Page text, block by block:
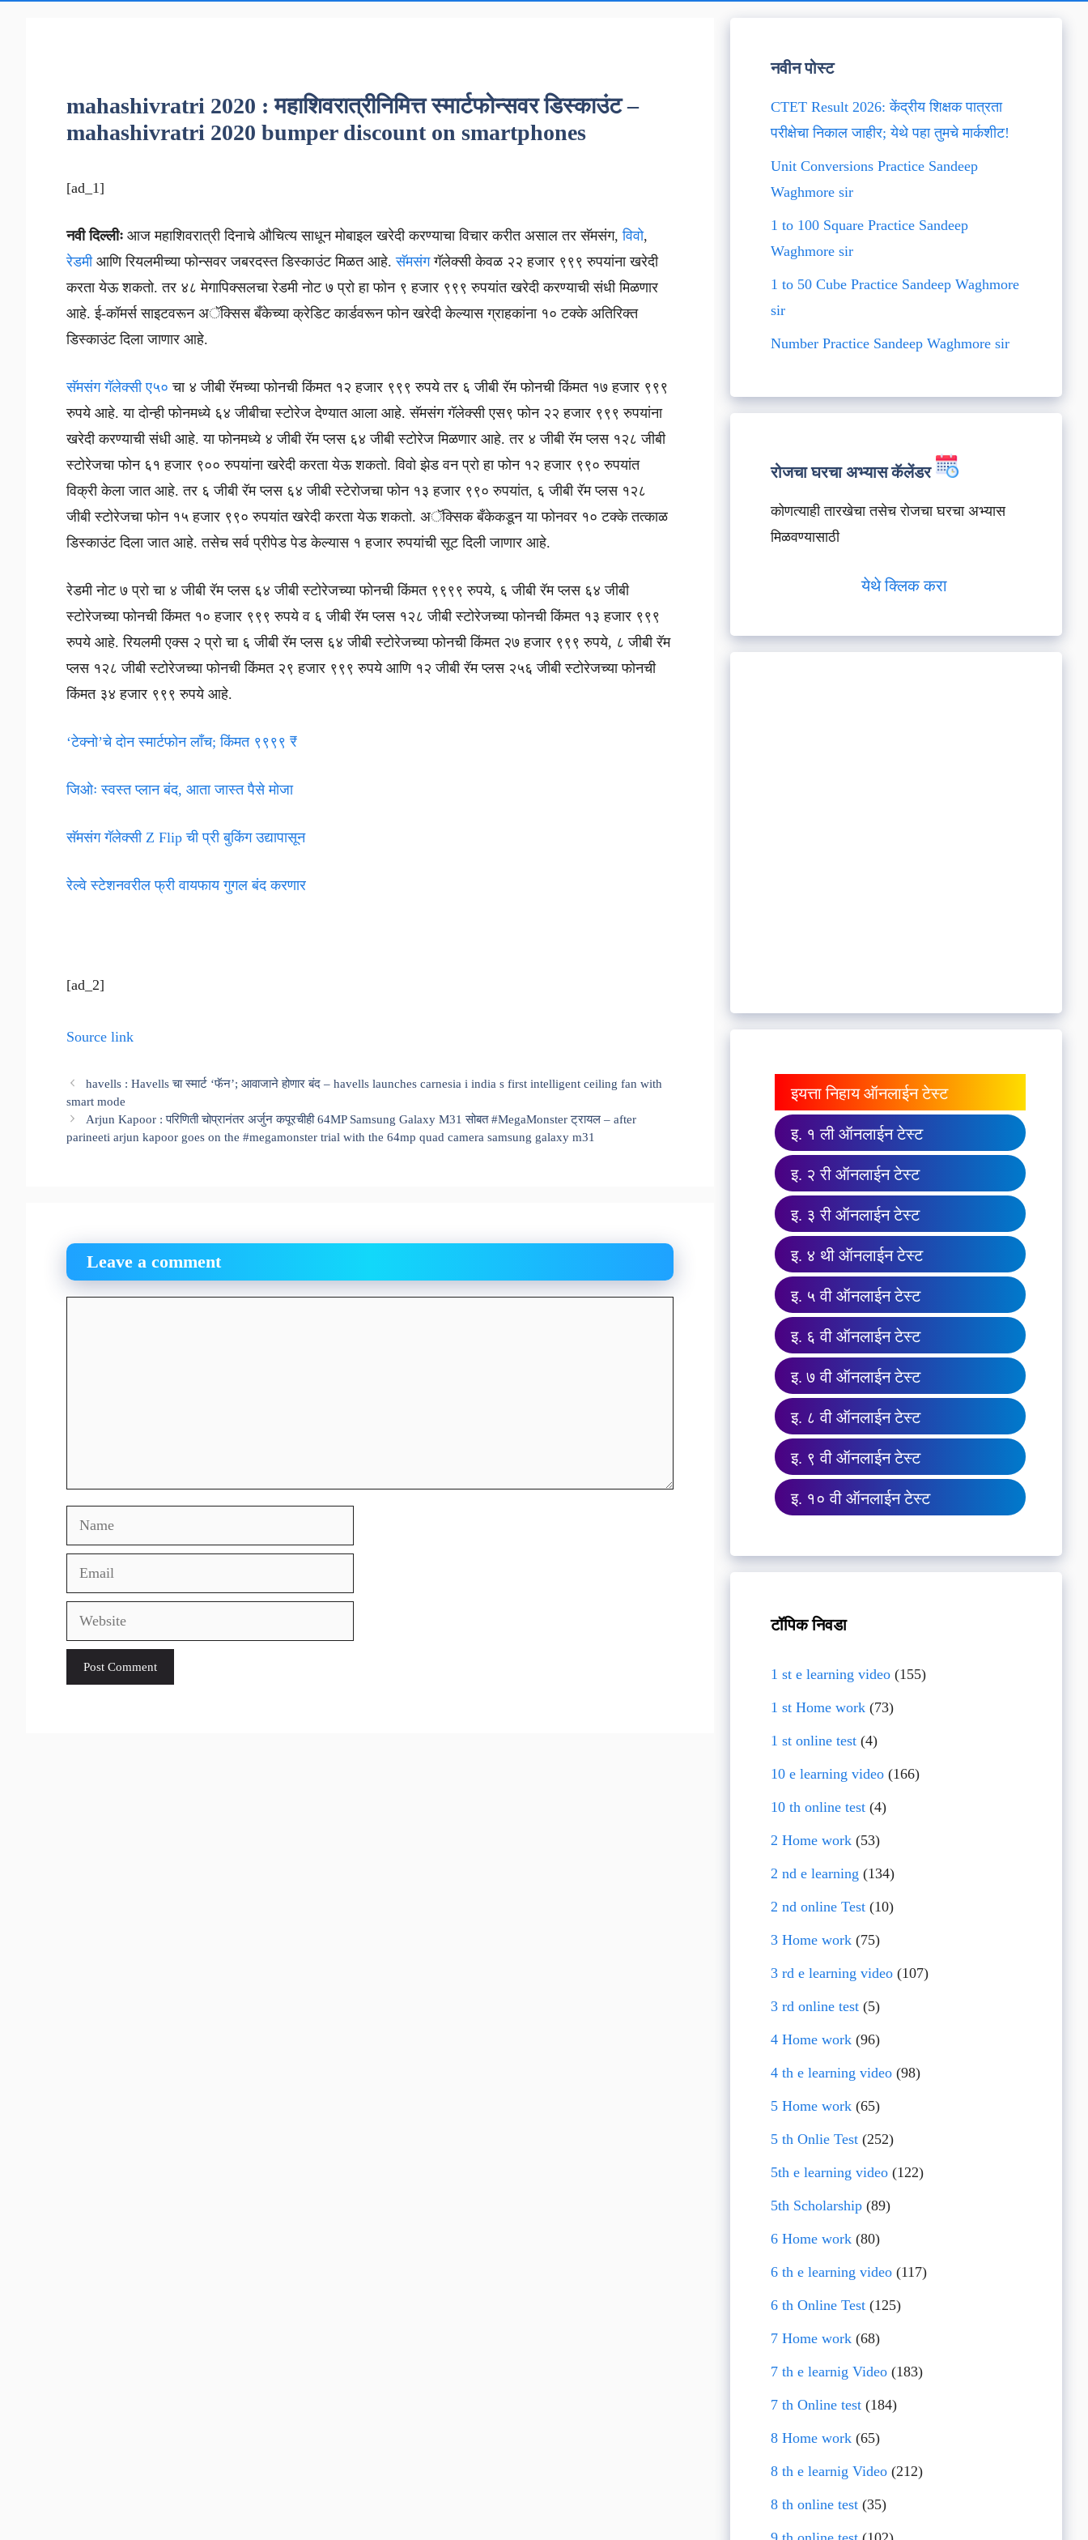
mahashivratri 2020 : महाशिवरात्रीनिमित्त स्मार्टफोन्सवर डिस्काउंट –
mahashivratri 2020 bumper discount on smartphones
[ad_1]
नवी दिल्लीः आज महाशिवरात्री दिनाचे औचित्य साधून मोबाइल खरेदी करण्याचा विचार करीत असाल तर सॅमसंग,विवो,
रेडमीआणि रियलमीच्या फोन्सवर जबरदस्त डिस्काउंट मिळत आहे.सॅमसंगगॅलेक्सी केवळ २२ हजार ९९९ रुपयांना खरेदी
करता येऊ शकतो. तर ४८ मेगापिक्सलचा रेडमी नोट ७ प्रो हा फोन ९ हजार ९९९ रुपयांत खरेदी करण्याची संधी मिळणार
आहे. ई-कॉमर्स साइटवरून अॅक्सिस बँकेच्या क्रेडिट कार्डवरून फोन खरेदी केल्यास ग्राहकांना १० टक्के अतिरिक्त
डिस्काउंट दिला जाणार आहे.
सॅमसंग गॅलेक्सी ए५० चा ४ जीबी रॅमच्या फोनची किंमत १२ हजार ९९९ रुपये तर ६ जीबी रॅम फोनची किंमत १७ हजार ९९९
रुपये आहे. या दोन्ही फोनमध्ये ६४ जीबीचा स्टोरेज देण्यात आला आहे. सॅमसंग गॅलेक्सी एस९ फोन २२ हजार ९९९ रुपयांना
खरेदी करण्याची संधी आहे. या फोनमध्ये ४ जीबी रॅम प्लस ६४ जीबी स्टोरेज मिळणार आहे. तर ४ जीबी रॅम प्लस १२८ जीबी
स्टोरेजचा फोन ६१ हजार ९०० रुपयांना खरेदी करता येऊ शकतो. विवो झेड वन प्रो हा फोन १२ हजार ९९० रुपयांत
विक्री केला जात आहे. तर ६ जीबी रॅम प्लस ६४ जीबी स्टेरोजचा फोन १३ हजार ९९० रुपयांत, ६ जीबी रॅम प्लस १२८
जीबी स्टोरेजचा फोन १५ हजार ९९० रुपयांत खरेदी करता येऊ शकतो. अॅक्सिक बँकेकडून या फोनवर १० टक्के तत्काळ
डिस्काउंट दिला जात आहे. तसेच सर्व प्रीपेड पेड केल्यास १ हजार रुपयांची सूट दिली जाणार आहे.
रेडमी नोट ७ प्रो चा ४ जीबी रॅम प्लस ६४ जीबी स्टोरेजच्या फोनची किंमत ९९९९ रुपये, ६ जीबी रॅम प्लस ६४ जीबी
स्टोरेजच्या फोनची किंमत १० हजार ९९९ रुपये व ६ जीबी रॅम प्लस १२८ जीबी स्टोरेजच्या फोनची किंमत १३ हजार ९९९
रुपये आहे. रियलमी एक्स २ प्रो चा ६ जीबी रॅम प्लस ६४ जीबी स्टोरेजच्या फोनची किंमत २७ हजार ९९९ रुपये, ८ जीबी रॅम
प्लस १२८ जीबी स्टोरेजच्या फोनची किंमत २९ हजार ९९९ रुपये आणि १२ जीबी रॅम प्लस २५६ जीबी स्टोरेजच्या फोनची
किंमत ३४ हजार ९९९ रुपये आहे.
‘टेक्नो’चे दोन स्मार्टफोन लाँच; किंमत ९९९९ ₹
जिओः स्वस्त प्लान बंद, आता जास्त पैसे मोजा
सॅमसंग गॅलेक्सी Z Flip ची प्री बुकिंग उद्यापासून
रेल्वे स्टेशनवरील फ्री वायफाय गुगल बंद करणार
[ad_2]
Source link
havells : Havells चा स्मार्ट ‘फॅन’; आवाजाने होणार बंद – havells launches carnesia i india s first intelligent ceiling fan with
smart mode
Arjun Kapoor : परिणिती चोप्रानंतर अर्जुन कपूरचीही 64MP Samsung Galaxy M31 सोबत #MegaMonster ट्रायल – after
parineeti arjun kapoor goes on the #megamonster trial with the 64mp quad camera samsung galaxy m31
Leave a comment
Name
Email
Website
नवीन पोस्ट
CTET Result 2026: केंद्रीय शिक्षक पात्रता
परीक्षेचा निकाल जाहीर; येथे पहा तुमचे मार्कशीट!
Unit Conversions Practice Sandeep
Waghmore sir
1 to 100 Square Practice Sandeep
Waghmore sir
1 to 50 Cube Practice Sandeep Waghmore
sir
Number Practice Sandeep Waghmore sir
रोजचा घरचा अभ्यास कॅलेंडर
कोणत्याही तारखेचा तसेच रोजचा घरचा अभ्यास
मिळवण्यासाठी
येथे क्लिक करा
इयत्ता निहाय ऑनलाईन टेस्ट
इ. १ ली ऑनलाईन टेस्ट
इ. २ री ऑनलाईन टेस्ट
इ. ३ री ऑनलाईन टेस्ट
इ. ४ थी ऑनलाईन टेस्ट
इ. ५ वी ऑनलाईन टेस्ट
इ. ६ वी ऑनलाईन टेस्ट
इ. ७ वी ऑनलाईन टेस्ट
इ. ८ वी ऑनलाईन टेस्ट
इ. ९ वी ऑनलाईन टेस्ट
इ. १० वी ऑनलाईन टेस्ट
टॉपिक निवडा
1 st e learning video(155)
1 st Home work(73)
1 st online test(4)
10 e learning video(166)
10 th online test(4)
2 Home work(53)
2 nd e learning (134)
2 nd online Test(10)
3 Home work(75)
3 rd e learning video(107)
3 rd online test(5)
4 Home work(96)
4 th e learning video(98)
5 Home work(65)
5 th Onlie Test(252)
5th e learning video(122)
5th Scholarship(89)
6 Home work(80)
6 th e learning video(117)
6 th Online Test(125)
7 Home work(68)
7 th e learnig Video(183)
7 th Online test(184)
8 Home work(65)
8 th e learnig Video(212)
8 th online test(35)